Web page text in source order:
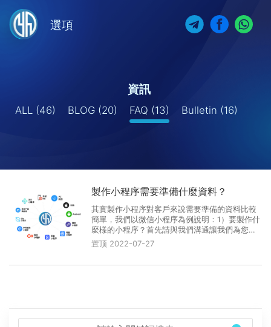
選項
資訊
ALL (46) BLOG (20) FAQ (13) Bulletin (16)
製作小程序需要準備什麼資料？
其實製作小程序對客戶來說需要準備的資料比較
簡單，我們以微信小程序為例說明：1）要製作什
麼樣的小程序？首先請與我們溝通讓我們為您的
小程序策劃案出謀劃策。其次制定完整的小程序
專案。2）請準備好以下資料準備進行小程序的平
置顶 2022-07-27